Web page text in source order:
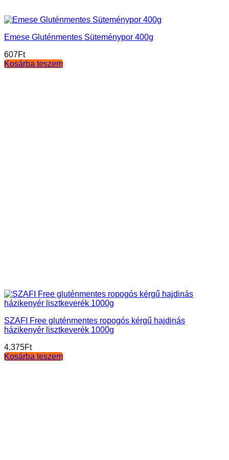
Emese Gluténmentes Süteménypor 400g
607Ft
Kosárba teszem
SZAFI Free gluténmentes ropogós kérgű hajdinás
házikenyér lisztkeverék 1000g
4.375Ft
Kosárba teszem